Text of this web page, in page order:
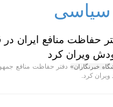
سیاسی
حفاظت منافع ایران
ویران کرد
خبرنگاران»
ویران کرد.